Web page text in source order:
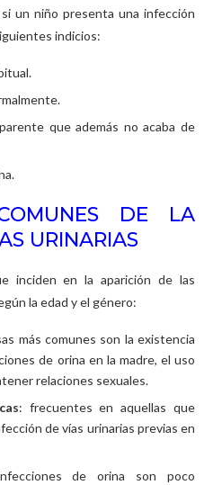
un niño presenta una infección
indicios:
que además no acaba de
DE LA
URINARIAS
inciden en la aparición de las
la edad y el género:
más comunes son la existencia
de orina en la madre, el uso
relaciones sexuales.
: frecuentes en aquellas que
de vías urinarias previas en
de orina son poco